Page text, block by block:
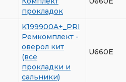
прокладок
K199900A+_PRI
Ремкомплект -
оверол кит
(все
прокладки и
сальники)
U660E